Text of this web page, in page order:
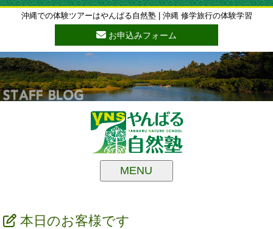
沖縄での体験ツアーはやんばる自然塾 | 沖縄 修学旅行の体験学習
お申込みフォーム
MENU
本日のお客様です